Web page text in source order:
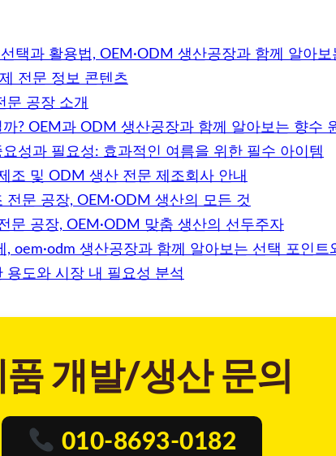
택과 활용법, OEM·ODM 생산공장과 함께 알아
전문 정보 콘텐츠
문 공장 소개
? OEM과 ODM 생산공장과 함께 알아보는 향수
성과 필요성: 효과적인 여름을 위한 필수 아이템
조 및 ODM 생산 전문 제조회사 안내
전문 공장, OEM·ODM 생산의 모든 것
문 공장, OEM·ODM 맞춤 생산의 선두주자
, oem·odm 생산공장과 함께 알아보는 선택 포인트
용도와 시장 내 필요성 분석
개발/생산 문의
010-8693-0182